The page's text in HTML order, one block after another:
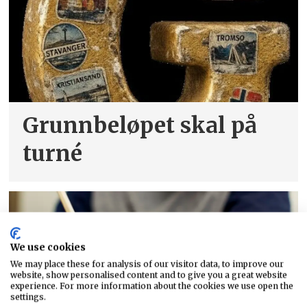
Grunnbeløpet skal på
turné
We use cookies
We may place these for analysis of our visitor data, to improve our
website, show personalised content and to give you a great website
experience. For more information about the cookies we use open the
settings.